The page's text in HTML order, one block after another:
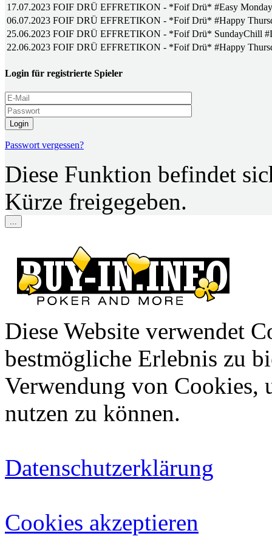
17.07.2023 FOIF DRÜ EFFRETIKON - *Foif Drü* #Easy
06.07.2023 FOIF DRÜ EFFRETIKON - *Foif Drü* #Happy
25.06.2023 FOIF DRÜ EFFRETIKON - *Foif Drü* SundayChill
22.06.2023 FOIF DRÜ EFFRETIKON - *Foif Drü* #Happy
Login für registrierte Spieler
Login
Passwort vergessen?
Diese Funktion befindet
Kürze freigegeben.
Diese Website verwendet
bestmögliche Erlebnis zu
Verwendung von Cookies,
nutzen zu können.
Datenschutzerklärung
Cookies akzeptieren